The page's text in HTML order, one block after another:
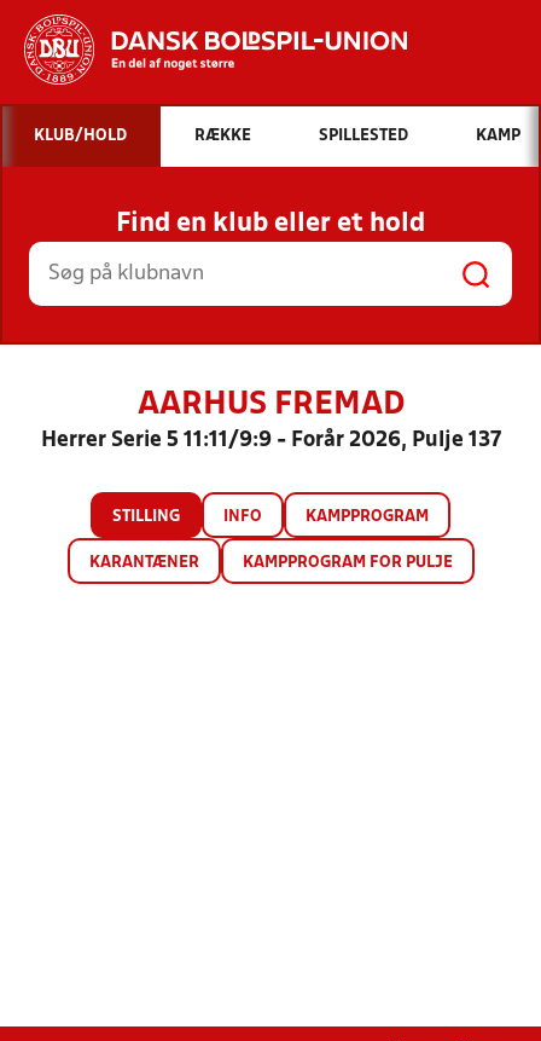
Hvad vil du søge efter?
INDHOLD OG NYHEDER
STILLINGER, RESULTATER, KLUBBER OG
HOLD
KLUB/HOLD RÆKKE SPILLESTED KAMP
Find en klub eller et hold
AARHUS FREMAD
Herrer Serie 5 11:11/9:9 - Forår 2026, Pulje 137
STILLING INFO KAMPPROGRAM
KARANTÆNER KAMPPROGRAM FOR PULJE